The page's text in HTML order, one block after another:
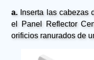
a. Inserta las cabezas
el Panel Reflector
orificios ranurados de